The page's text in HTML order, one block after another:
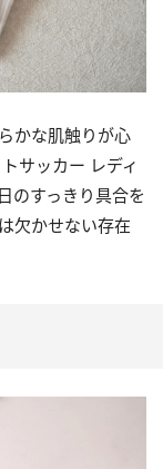
かな肌触りが心
サッカー レディ
のすっきり具合を
欠かせない存在